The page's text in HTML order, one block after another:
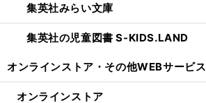
集英社みらい文庫
集英社の児童図書 S-KIDS.LAND
オンラインストア・ その他WEBサービス
オンラインストア